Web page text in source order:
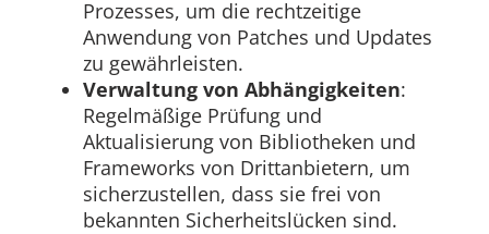
Prozesses, um die rechtzeitige
Anwendung von Patches und Updates
zu gewährleisten.
Verwaltung von Abhängigkeiten:
Regelmäßige Prüfung und
Aktualisierung von Bibliotheken und
Frameworks von Drittanbietern, um
sicherzustellen, dass sie frei von
bekannten Sicherheitslücken sind.